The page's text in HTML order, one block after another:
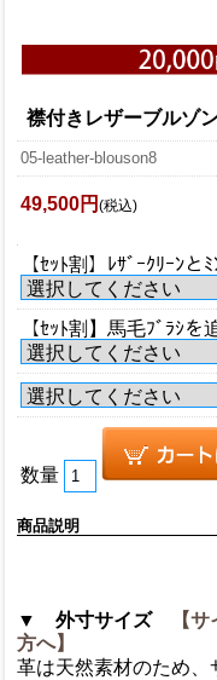
襟付きレザーブルゾ
05-leather-blouson8
49,500円 (税込)
【ｾｯﾄ割】ﾚｻﾞｰｸﾘｰﾝ
【ｾｯﾄ割】馬毛ﾌﾞﾗｼを
数量
商品説明
▼ 外寸サイズ
【
方へ】
革は天然素材のため